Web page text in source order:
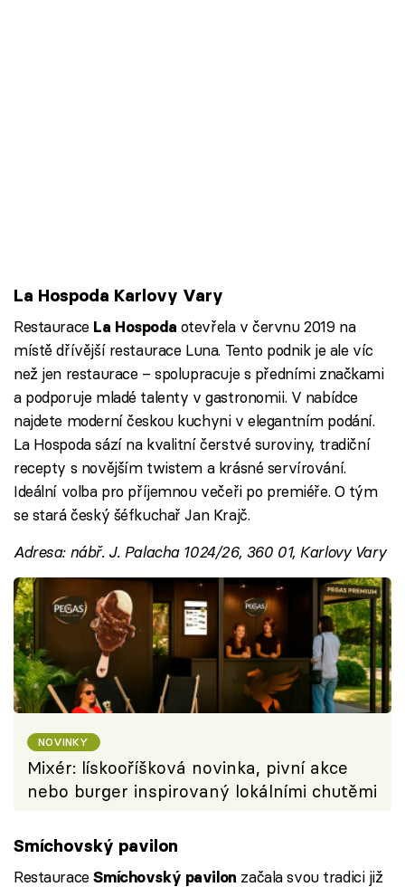
La Hospoda Karlovy Vary
RestauraceLa Hospoda otevřela v červnu 2019 na
místě dřívější restaurace Luna. Tento podnik je ale víc
než jen restaurace – spolupracuje s předními značkami
a podporuje mladé talenty v gastronomii. V nabídce
najdete moderní českou kuchyni v elegantním podání.
La Hospoda sází na kvalitní čerstvé suroviny, tradiční
recepty s novějším twistem a krásné servírování.
Ideální volba pro příjemnou večeři po premiéře. O tým
se stará český šéfkuchař Jan Krajč.
Adresa: nábř. J. Palacha 1024/26, 360 01, Karlovy Vary
NOVINKY
Mixér: lískooříšková novinka, pivní akce
nebo burger inspirovaný lokálními chutěmi
Smíchovský pavilon
RestauraceSmíchovský pavilon začala svou tradici již